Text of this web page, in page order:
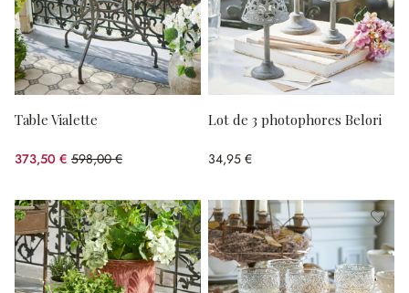
Table Vialette
373,50 € 598,00 €
(37.54%spared)
Lot de 3 photophores Belori
34,95 €